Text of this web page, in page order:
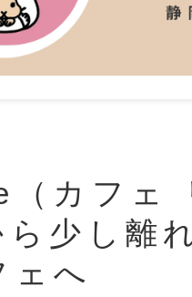
カフェ
少し離
ェへ